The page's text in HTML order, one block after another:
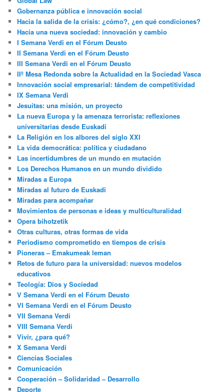
Gobernanza pública e innovación social
Hacia la salida de la crisis: ¿cómo?, ¿en qué condiciones?
Hacia una nueva sociedad: innovación y cambio
I Semana Verdi en el Fórum Deusto
II Semana Verdi en el Fórum Deusto
III Semana Verdi en el Fórum Deusto
IIº Mesa Redonda sobre la Actualidad en la Sociedad Vasca
Innovación social empresarial: tándem de competitividad
IX Semana Verdi
Jesuitas: una misión, un proyecto
La nueva Europa y la amenaza terrorista: reflexiones
universitarias desde Euskadi
La Religión en los albores del siglo XXI
La vida democrática: política y ciudadano
Las incertidumbres de un mundo en mutación
Los Derechos Humanos en un mundo dividido
Miradas a Europa
Miradas al futuro de Euskadi
Miradas para acompañar
Movimientos de personas e ideas y multiculturalidad
Opera bihotzetik
Otras culturas, otras formas de vida
Periodismo comprometido en tiempos de crisis
Pioneras – Emakumeak leman
Retos de futuro para la universidad: nuevos modelos
educativos
Teología: Dios y Sociedad
V Semana Verdi en el Fórum Deusto
VI Semana Verdi en el Fórum Deusto
VII Semana Verdi
VIII Semana Verdi
Vivir, ¿para qué?
X Semana Verdi
Ciencias Sociales
Comunicación
Cooperación – Solidaridad – Desarrollo
Deporte